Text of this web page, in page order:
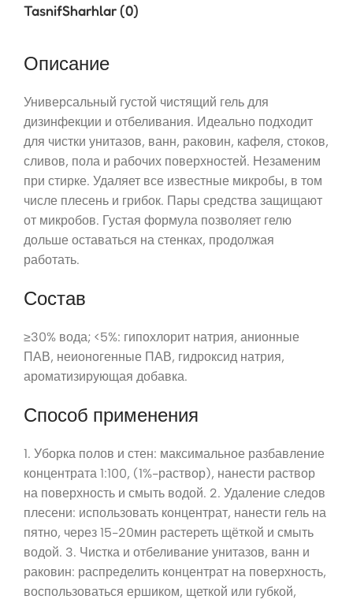
TasnifSharhlar (0)
Описание
Универсальный густой чистящий гель для
дизинфекции и отбеливания. Идеально подходит
для чистки унитазов, ванн, раковин, кафеля, стоков,
сливов, пола и рабочих поверхностей. Незаменим
при стирке. Удаляет все известные микробы, в том
числе плесень и грибок. Пары средства защищают
от микробов. Густая формула позволяет гелю
дольше оставаться на стенках, продолжая
работать.
Состав
≥30% вода; <5%: гипохлорит натрия, анионные
ПАВ, неионогенные ПАВ, гидроксид натрия,
ароматизирующая добавка.
Способ применения
1. Уборка полов и стен: максимальное разбавление
концентрата 1:100, (1%-раствор), нанести раствор
на поверхность и смыть водой. 2. Удаление следов
плесени: использовать концентрат, нанести гель на
пятно, через 15-20мин растереть щёткой и смыть
водой. 3. Чистка и отбеливание унитазов, ванн и
раковин: распределить концентрат на поверхность,
воспользоваться ершиком, щеткой или губкой,